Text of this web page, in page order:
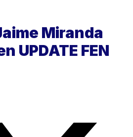
Miranda
UPDATE FEN